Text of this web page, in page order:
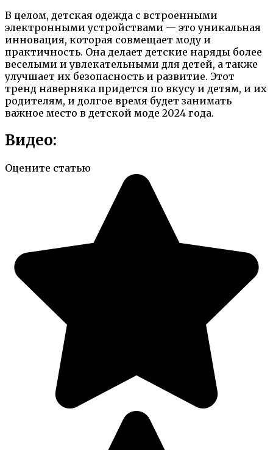
В целом, детская одежда с встроенными
электронными устройствами — это уникальная
инновация, которая совмещает моду и
практичность. Она делает детские наряды более
веселыми и увлекательными для детей, а также
улучшает их безопасность и развитие. Этот
тренд наверняка придется по вкусу и детям, и их
родителям, и долгое время будет занимать
важное место в детской моде 2024 года.
Видео:
Оцените статью